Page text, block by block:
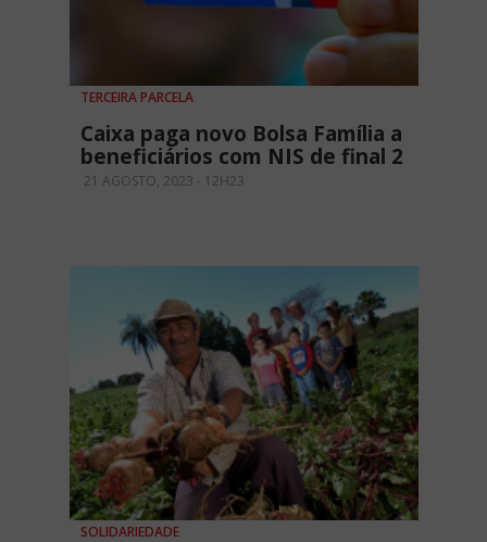
TERCEIRA PARCELA
Caixa paga novo Bolsa Família a
beneficiários com NIS de final 2
21 AGOSTO, 2023 - 12H23
SOLIDARIEDADE